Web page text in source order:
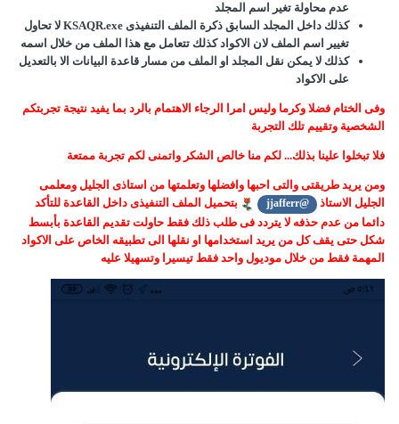
عدم محاولة تغير اسم المجلد
كذلك داخل المجلد السابق ذكرة الملف التنفيذى KSAQR.exe لا تحاول
تغيير اسم الملف لان الاكواد كذلك تتعامل مع هذا الملف من خلال اسمه
كذلك لا يمكن نقل المجلد او الملف من مسار قاعدة البيانات الا بالتعديل
على الاكواد
وفى الختام فضلا وكرما وليس امرا الرجاء الاهتمام بالرد بما يفيد نتيجة تجربتكم
الشخصية وتقييم تلك التجربة
فلا تبخلوا علينا بذلك... لكم منا خالص الشكر واتمنى لكم تجربة ممتعة
ومن يريد طريقتى والتى احبها وافضلها وتعلمتها من استاذى الجليل ومعلمى
الجليل الاستاذ
@jjafferr
بتحميل الملف التنفيذى داخل القاعدة للتأكد
دائما من عدم حذفه لا يتردد فى طلب ذلك فقط حاولت تقديم القاعدة بأبسط
شكل حتى يقف كل من يريد استخدامها او نقلها الى تطبيقه الخاص على الاكواد
المهمة فقط من خلال موديول واحد فقط تيسيرا وتسهيلا عليه